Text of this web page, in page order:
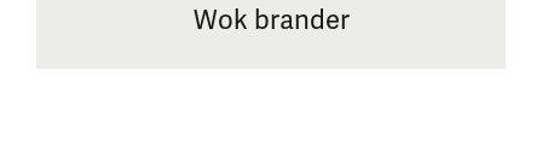
Wok brander